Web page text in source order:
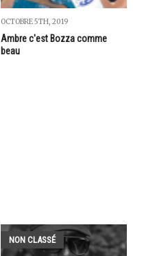
OCTOBRE 5TH, 2019
Ambre c'est Bozza comme
beau
NON CLASSÉ